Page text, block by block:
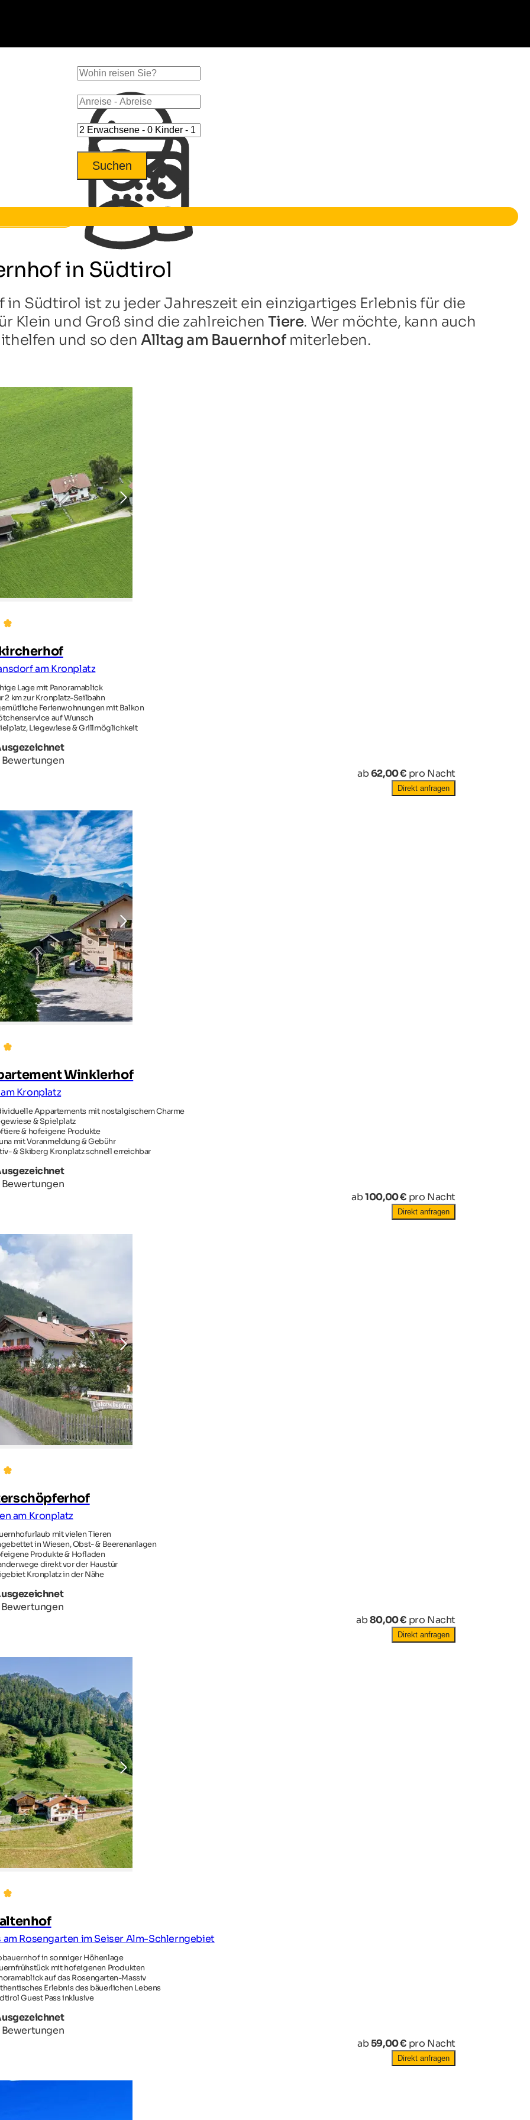
Suchen
in Südtirol
in Südtirol ist zu jeder Jahreszeit ein einzigartiges Erlebnis für die
Klein und Groß sind die zahlreichenTiere. Wer möchte, kann auch
und so den Alltag am Bauernhofmiterleben.
am Kronplatz
Lage mit Panoramablick
2 km zur Kronplatz-Seilbahn
Ferienwohnungen mit Balkon
auf Wunsch
Liegewiese & Grillmöglichkeit
Bewertungen
ab62,00 € pro Nacht
Direkt anfragen
Winklerhof
Kronplatz
Appartements mit nostalgischem Charme
& Spielplatz
& hofeigene Produkte
mit Voranmeldung & Gebühr
& Skiberg Kronplatz schnell erreichbar
Bewertungen
ab100,00 € pro Nacht
Direkt anfragen
am Kronplatz
mit vielen Tieren
in Wiesen, Obst- & Beerenanlagen
Produkte & Hofladen
direkt vor der Haustür
Kronplatz in der Nähe
Bewertungen
ab80,00 € pro Nacht
Direkt anfragen
am Rosengarten im Seiser Alm-Schlerngebiet
in sonniger Höhenlage
mit hofeigenen Produkten
auf das Rosengarten-Massiv
Erlebnis des bäuerlichen Lebens
Guest Pass inklusive
Bewertungen
ab59,00 € pro Nacht
Direkt anfragen